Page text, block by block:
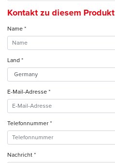
Kontakt zu diesem Produkt
Name *
Land *
E-Mail-Adresse *
Telefonnummer *
Nachricht *